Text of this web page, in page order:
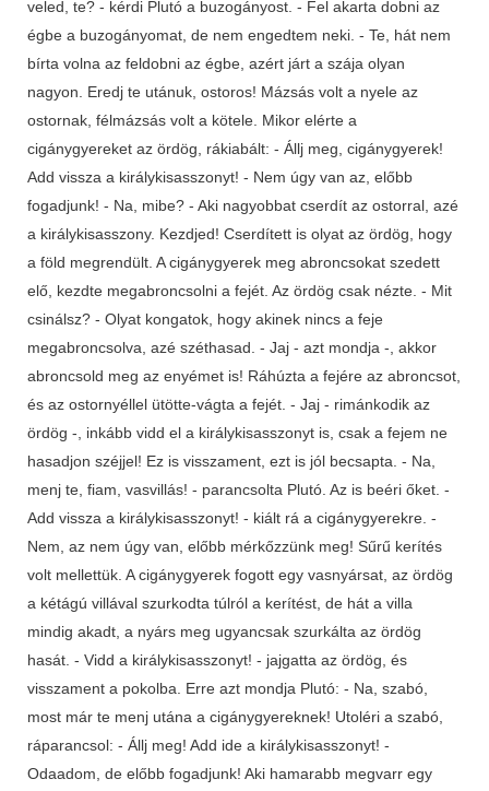
veled, te? - kérdi Plutó a buzogányost. - Fel akarta dobni az
égbe a buzogányomat, de nem engedtem neki. - Te, hát nem
bírta volna az feldobni az égbe, azért járt a szája olyan
nagyon. Eredj te utánuk, ostoros! Mázsás volt a nyele az
ostornak, félmázsás volt a kötele. Mikor elérte a
cigánygyereket az ördög, rákiabált: - Állj meg, cigánygyerek!
Add vissza a királykisasszonyt! - Nem úgy van az, előbb
fogadjunk! - Na, mibe? - Aki nagyobbat cserdít az ostorral, azé
a királykisasszony. Kezdjed! Cserdített is olyat az ördög, hogy
a föld megrendült. A cigánygyerek meg abroncsokat szedett
elő, kezdte megabroncsolni a fejét. Az ördög csak nézte. - Mit
csinálsz? - Olyat kongatok, hogy akinek nincs a feje
megabroncsolva, azé széthasad. - Jaj - azt mondja -, akkor
abroncsold meg az enyémet is! Ráhúzta a fejére az abroncsot,
és az ostornyéllel ütötte-vágta a fejét. - Jaj - rimánkodik az
ördög -, inkább vidd el a királykisasszonyt is, csak a fejem ne
hasadjon széjjel! Ez is visszament, ezt is jól becsapta. - Na,
menj te, fiam, vasvillás! - parancsolta Plutó. Az is beéri őket. -
Add vissza a királykisasszonyt! - kiált rá a cigánygyerekre. -
Nem, az nem úgy van, előbb mérkőzzünk meg! Sűrű kerítés
volt mellettük. A cigánygyerek fogott egy vasnyársat, az ördög
a kétágú villával szurkodta túlról a kerítést, de hát a villa
mindig akadt, a nyárs meg ugyancsak szurkálta az ördög
hasát. - Vidd a királykisasszonyt! - jajgatta az ördög, és
visszament a pokolba. Erre azt mondja Plutó: - Na, szabó,
most már te menj utána a cigánygyereknek! Utoléri a szabó,
ráparancsol: - Állj meg! Add ide a királykisasszonyt! -
Odaadom, de előbb fogadjunk! Aki hamarabb megvarr egy